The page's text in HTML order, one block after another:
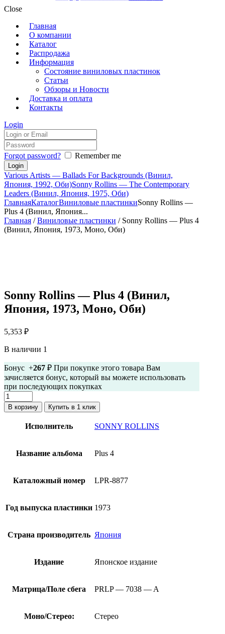
Close
Главная
О компании
Каталог
Распродажа
Информация
Состояние виниловых пластинок
Статьи
Обзоры и Новости
Доставка и оплата
Контакты
Login
Forgot password? Remember me
Various Artists — Ballads For Backgrounds (Винил,
Япония, 1992, Оби)Sonny Rollins — The Contemporary
Leaders (Винил, Япония, 1975, Оби)
ГлавнаяКаталогВиниловые пластинкиSonny Rollins —
Plus 4 (Винил, Япония...
Главная /Виниловые пластинки / Sonny Rollins — Plus 4
(Винил, Япония, 1973, Моно, Оби)
Sonny Rollins — Plus 4 (Винил,
Япония, 1973, Моно, Оби)
5,353 ₽
В наличии 1
Бонус +267 ₽ При покупке этого товара Вам
зачисляется бонус, который вы можете использовать
при последующих покупках
Количество
товара
Sonny
Rollins
(Винил,
1973,
Моно,
В корзину Купить в 1 клик
Исполнитель SONNY ROLLINS
Название альбома Plus 4
Каталожный номер LPR-8877
Год выпуска пластинки 1973
Страна производитель Япония
Издание Японское издание
Матрица/Поле сбега PRLP — 7038 — A
Моно/Стерео: Стерео